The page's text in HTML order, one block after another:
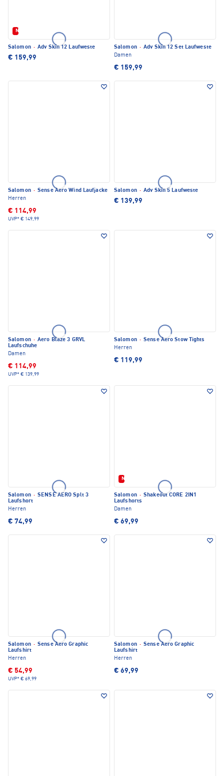
Neu
Salomon · Adv Skin 12 Laufweste
€ 159,99
Salomon · Adv Skin 12 Set Laufweste
Damen
€ 159,99
Salomon · Sense Aero Wind Laufjacke
Herren
€ 114,99
UVP* € 149,99
Salomon · Adv Skin 5 Laufweste
€ 139,99
Salomon · Aero Blaze 3 GRVL
Laufschuhe
Damen
€ 114,99
UVP* € 139,99
Salomon · Sense Aero Stow Tights
Herren
€ 119,99
Salomon · SENSE AERO Splt 3
Laufshort
Herren
€ 74,99
Neu
Salomon · Shakeout CORE 2IN1
Laufshorts
Damen
€ 69,99
Salomon · Sense Aero Graphic
Laufshirt
Herren
€ 54,99
UVP* € 69,99
Salomon · Sense Aero Graphic
Laufshirt
Herren
€ 69,99